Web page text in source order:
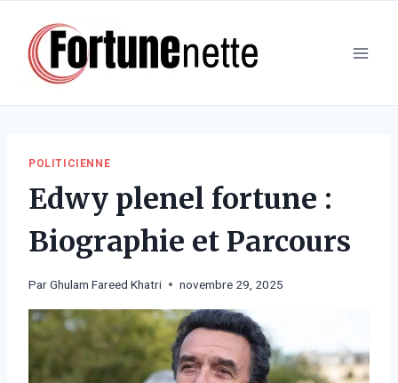
contenu
POLITICIENNE
Edwy plenel fortune :
Biographie et Parcours
ParGhulam Fareed Khatri novembre 29, 2025